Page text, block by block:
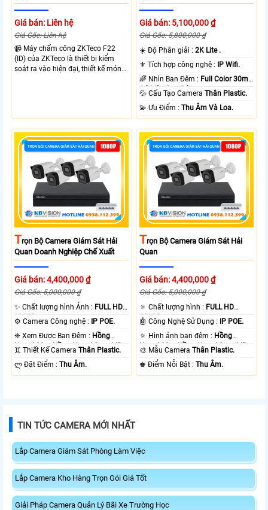
Giá bán: Liên hệ
Giá Gốc: Liên hệ
📹 Máy chấm công ZKTeco F22
(ID) của ZKTeco là thiết bị kiểm
soát ra vào hiện đại, thiết kế mỏng
quả vận hành và đảm bảo an ninh.
Giá bán: 5,100,000 ₫
Giá Gốc: 5,800,000 ₫
☀️ Độ Phân giải :2K Lite .
⚜️ Tích hợp công nghệ :
IP Wifi.
🌈 Nhìn Ban Đêm : Full Color 30m
Có Màu Ban Ðêm.
💦 Cấu Tạo CameraThân Plastic.
️💫 Ưu Điểm :Thu Âm Và Loa.
TRọn Bộ Camera Giám Sát Hải
Quan Doanh Nghiệp Chế Xuất
Giá bán: 4,400,000 ₫
Giá Gốc: 5,000,000 ₫
✨ Chất lượng hình Ảnh : FULL HD
1080P .
⚙ Camera Công nghệ : IP POE.
❈ Xem Được Ban Đêm : Hồng
Ngoại 30m Hồng Ngoại Smart IR.
♊ Thiết Kế CameraThân Plastic.
️ლ Đặt Điểm :Thu Âm.
TRọn Bộ Camera Giám Sát Hải
Quan
Giá bán: 4,400,000 ₫
Giá Gốc: 5,000,000 ₫
🔅 Chất lượng hình : FULL HD
1080P .
🤖️ Công Nghệ Sử Dụng : IP POE.
🔅 Hình ảnh ban đêm : Hồng
Ngoại 30m Hồng Ngoại Smart IR.
🎨 Mẫu CameraThân Plastic.
️♚ Điểm Nỗi Bật :Thu Âm.
TIN TỨC CAMERA MỚI NHẤT
Lắp Camera Giám Sát Phòng Làm Việc
Lắp Camera Kho Hàng Trọn Gói Giá Tốt
Giải Pháp Camera Quản Lý Bãi Xe Trường Học